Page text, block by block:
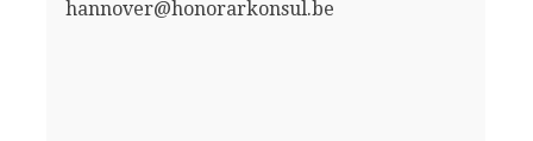
hannover@honorarkonsul.be